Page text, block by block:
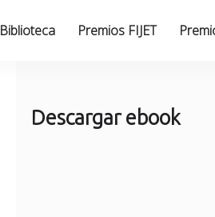
Biblioteca Premios FIJET
Descargar ebook